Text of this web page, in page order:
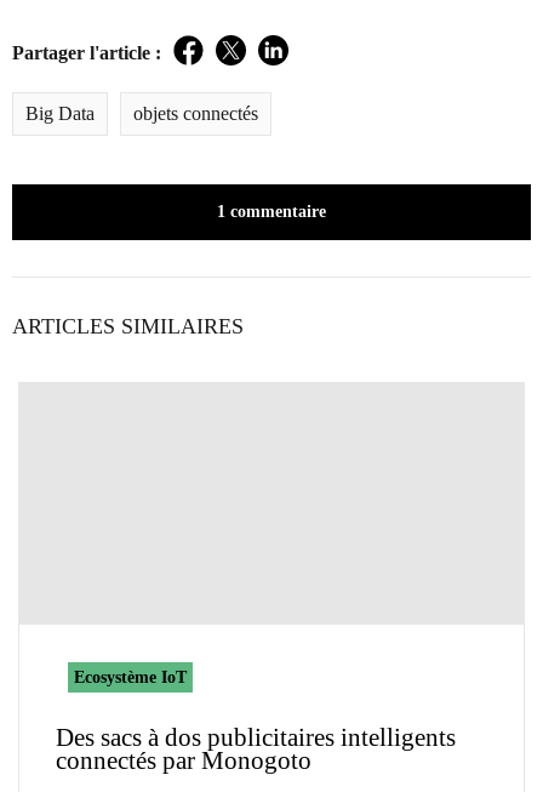
Partager l'article : Facebook
TwitterLinkedIn
Big Data objets connectés
1 commentaire
ARTICLES SIMILAIRES
Ecosystème IoT
Des sacs à dos publicitaires intelligents
connectés par Monogoto